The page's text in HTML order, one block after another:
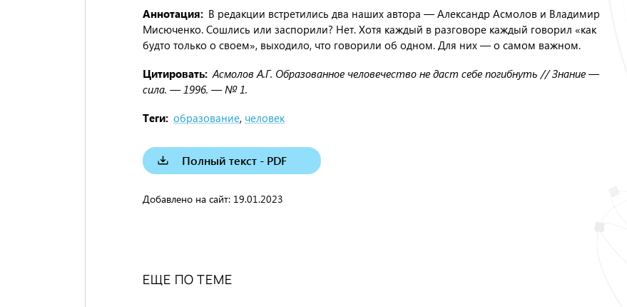
Аннотация
В редакции встретились два наших автора — Александр Асмолов и Владимир
Мисюченко. Сошлись или заспорили? Нет. Хотя каждый в разговоре каждый говорил «как
будто только о своем», выходило, что говорили об одном. Для них — о самом важном.
Цитировать Асмолов А.Г. Образованное человечество не даст себе погибнуть // Знание —
сила. — 1996. — № 1.
Теги образование, человек
Полный текст - PDF
Добавлено на сайт: 19.01.2023
ЕЩЕ ПО ТЕМЕ